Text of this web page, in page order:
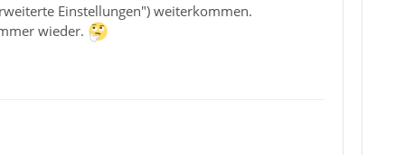
Einstellungen") weiterkommen.
wieder.